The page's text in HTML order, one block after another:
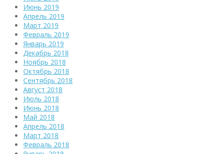
Июнь 2019
Апрель 2019
Март 2019
Февраль 2019
Январь 2019
Декабрь 2018
Ноябрь 2018
Октябрь 2018
Сентябрь 2018
Август 2018
Июль 2018
Июнь 2018
Май 2018
Апрель 2018
Март 2018
Февраль 2018